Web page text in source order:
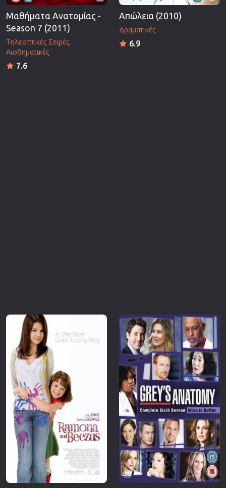
Μαθήματα Ανατομίας -
Season 7 (2011)
Τηλεοπτικές Σειρές
Αισθηματικές
7.6
Απώλεια (2010)
Δραματικές
6.9